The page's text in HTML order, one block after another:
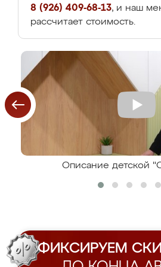
8 (926) 409-68-13, и наш
рассчитает стоимость.
Описание детской
ФИКСИРУЕМ